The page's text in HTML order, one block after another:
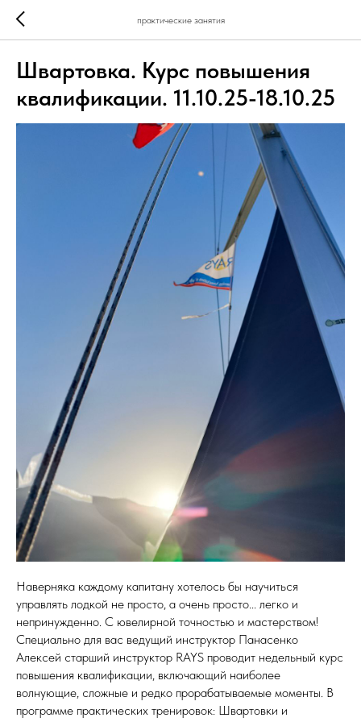
практические занятия
Швартовка. Курс повышения
квалификации. 11.10.25-18.10.25
Наверняка каждому капитану хотелось бы научиться
управлять лодкой не просто, а очень просто... легко и
непринужденно. С ювелирной точностью и мастерством!
Специально для вас ведущий инструктор Панасенко
Алексей старший инструктор RAYS проводит недельный курс
повышения квалификации, включающий наиболее
волнующие, сложные и редко прорабатываемые моменты. В
программе практических тренировок: Швартовки и